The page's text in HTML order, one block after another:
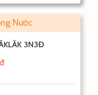
Nước
3N3Đ